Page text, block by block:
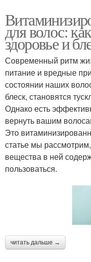
для волос:
здоровье и
Современный ритм
питание и вредные
состоянии наших
блеск, становятся
Однако есть
вернуть вашим
Это
статье мы
вещества в ней
пользоваться.
читать дальше →